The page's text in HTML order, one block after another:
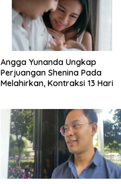
Angga Yunanda Ungkap
Perjuangan Shenina Pada
Melahirkan, Kontraksi 13 Hari